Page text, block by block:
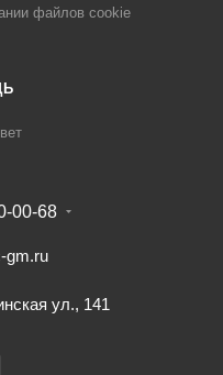
файлов cookie
00-68
gm.ru
ул., 141